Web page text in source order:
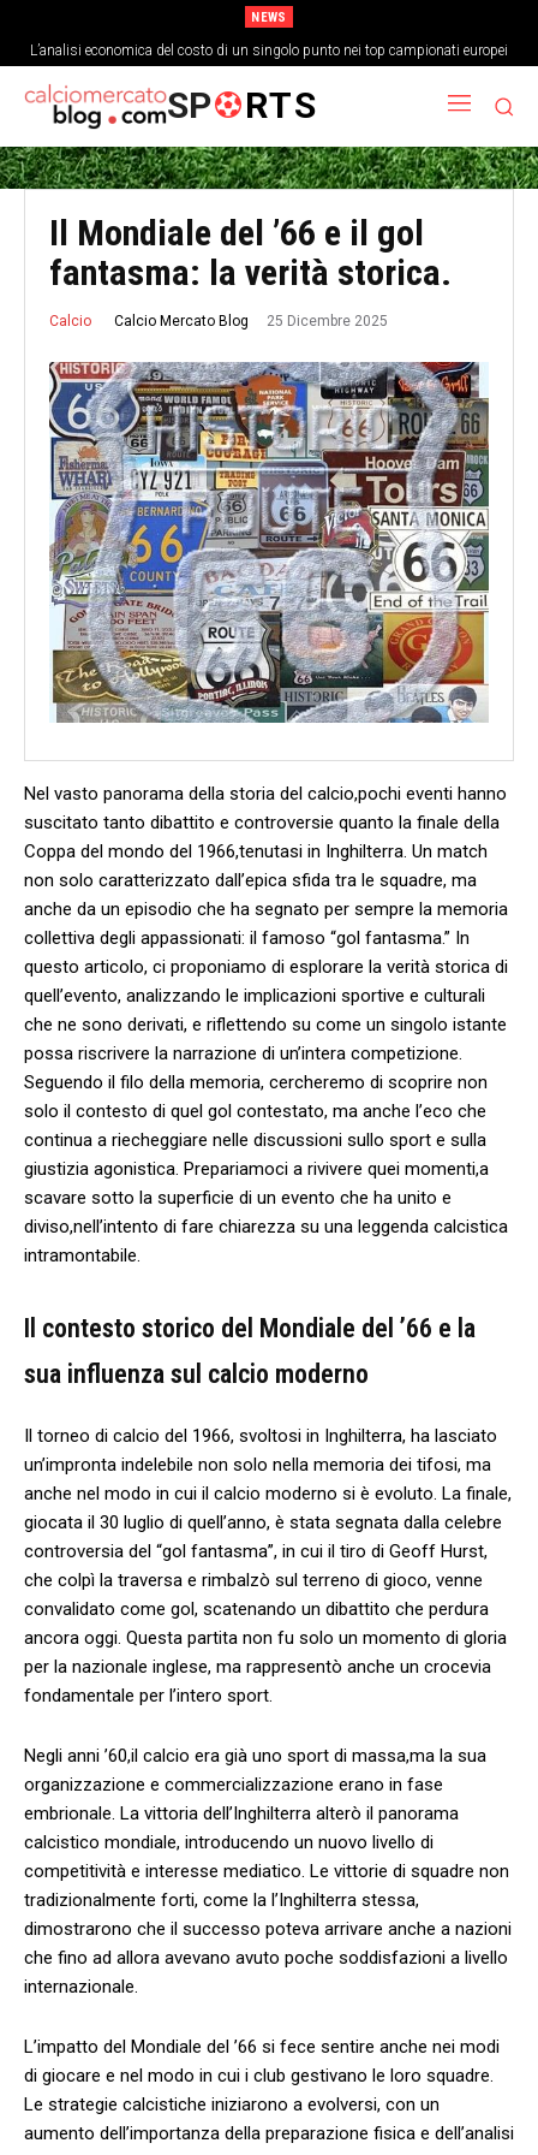
NEWS
L’analisi economica del costo di un singolo punto nei top campionati europei
SP RTS
Il Mondiale del ’66 e il gol
fantasma: la verità storica.
Calcio Calcio Mercato Blog 25 Dicembre 2025
Nel ‌vasto panorama della storia ‍del calcio,pochi‌ eventi hanno
suscitato tanto ‍dibattito e controversie quanto la ​finale della
Coppa del mondo del ​1966,tenutasi in Inghilterra. Un ​match
non solo caratterizzato dall’epica sfida​ tra le squadre, ma
anche da un episodio che ha‍ segnato per sempre‍ la⁤ memoria
collettiva⁢ degli appassionati: il famoso “gol fantasma.” In
questo ​articolo, ci proponiamo​ di esplorare la verità storica di
quell’evento, analizzando ⁣le​ implicazioni sportive e culturali
⁢che ne sono derivati, e ‍riflettendo su come un singolo ‌istante
possa riscrivere la narrazione​ di ⁢un’intera competizione.
Seguendo il filo ‌della memoria, cercheremo di ⁢scoprire non
solo il‍ contesto di quel‍ gol contestato, ma anche‍ l’eco che
continua a ​riecheggiare⁢ nelle discussioni sullo sport e‍ sulla​
giustizia agonistica.⁤ Prepariamoci ‍a rivivere⁣ quei ⁣momenti,a
scavare sotto ​la superficie di un evento che ha unito e
diviso,nell’intento di‍ fare chiarezza⁣ su una leggenda calcistica
intramontabile.
Il contesto storico ⁤del Mondiale del ’66​ e la
sua​ influenza sul ‌calcio ‌moderno
Il torneo di calcio ​del 1966,‍ svoltosi⁣ in Inghilterra, ha ⁤lasciato
un’impronta indelebile ‍non solo nella memoria dei tifosi, ma
anche nel modo ‍in ⁢cui ⁣il calcio moderno si‍ è​ evoluto. La⁣ finale,
⁤giocata il 30 luglio di ⁤quell’anno, ‌è stata segnata⁣ dalla celebre
controversia ‌del “gol fantasma”,⁤ in cui il tiro di Geoff Hurst,
che colpì la traversa​ e rimbalzò sul terreno‍ di gioco,‌ venne
convalidato come gol, scatenando un dibattito che‍ perdura
ancora oggi. Questa partita non fu solo un ‍momento di gloria
‌per la nazionale inglese, ma rappresentò anche un crocevia
fondamentale per l’intero sport.
Negli anni ’60,il calcio era già uno sport ⁣di massa,ma la sua⁤
organizzazione e commercializzazione ​erano in​ fase
embrionale. La vittoria dell’Inghilterra ⁣alterò⁣ il panorama
calcistico mondiale, introducendo un nuovo livello di
competitività e interesse mediatico. Le vittorie‌ di squadre non
tradizionalmente forti, come la​ l’Inghilterra stessa,
dimostrarono⁤ che ⁤il⁣ successo poteva arrivare ⁣anche a nazioni
che ‌fino ad allora avevano avuto poche ⁣soddisfazioni a ‌livello
internazionale.
L’impatto del​ Mondiale del ’66 ​si fece sentire anche nei modi
di giocare e‌ nel modo in‍ cui i club gestivano⁤ le loro squadre.
Le strategie calcistiche‌ iniziarono ​a evolversi, con un
aumento ‍dell’importanza della preparazione fisica e dell’analisi